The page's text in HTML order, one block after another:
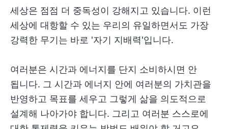
세상은 점점 더 중독성이 강해지고 있습니다. 이런
세상에 대항할 수 있는 우리의 유일하면서도 가장
강력한 무기는 바로 '자기 지배력'입니다.
여러분은 시간과 에너지를 단지 소비하시면 안
됩니다. 그 시간과 에너지 안에 여러분의 가치관을
반영하고 목표를 세우고 그렇게 삶을 의도적으로
설계해 나아가야 합니다. 그리고 여러분 스스로에